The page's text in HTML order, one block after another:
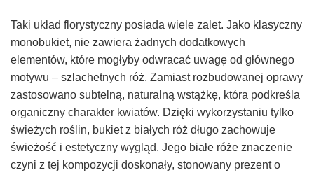
Taki układ florystyczny posiada wiele zalet. Jako klasyczny
monobukiet, nie zawiera żadnych dodatkowych
elementów, które mogłyby odwracać uwagę od głównego
motywu – szlachetnych róż. Zamiast rozbudowanej oprawy
zastosowano subtelną, naturalną wstążkę, która podkreśla
organiczny charakter kwiatów. Dzięki wykorzystaniu tylko
świeżych roślin, bukiet z białych róż długo zachowuje
świeżość i estetyczny wygląd. Jego białe róże znaczenie
czyni z tej kompozycji doskonały, stonowany prezent o